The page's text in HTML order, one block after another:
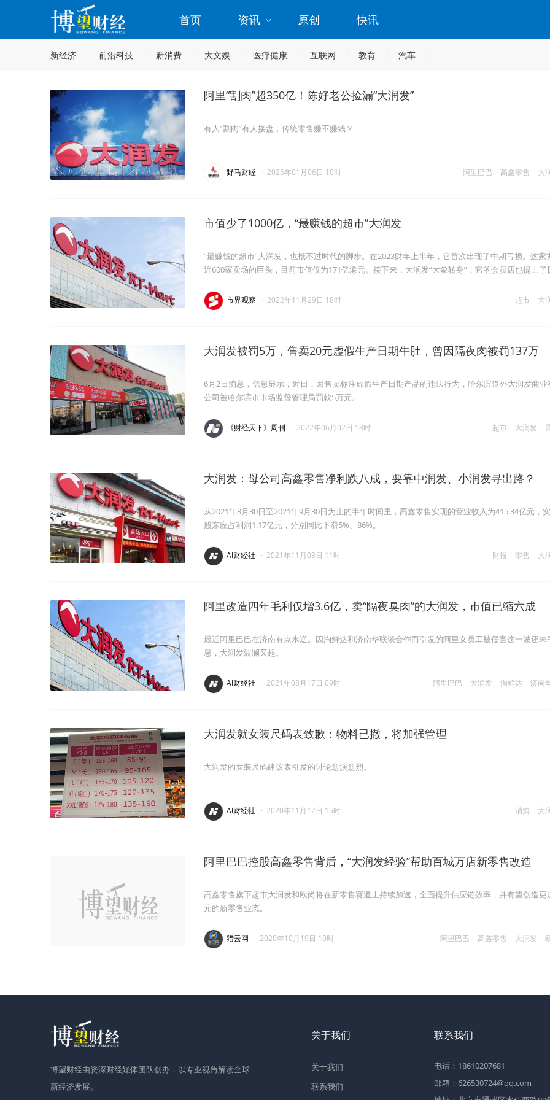
首页 资讯 原创 快讯
新经济 前沿科技 新消费 大文娱 医疗健康 互联网 教育 汽车
阿里“割肉”超350亿！陈好老公捡漏“大润发”
有人“割肉”有人接盘，传统零售赚不赚钱？
阿里巴巴 高鑫零售 大
野马财经 · 2025年01月06日 10时
市值少了1000亿，“最赚钱的超市”大润发
“最赚钱的超市”大润发，也抵不过时代的脚步。在2023财年上半年，它首次出现了中期亏损。这家
近600家卖场的巨头，目前市值仅为171亿港元。接下来，大润发“大象转身”，它的会员店也提上了
超市 大
市界观察 · 2022年11月29日 18时
大润发被罚5万，售卖20元虚假生产日期牛肚，曾因隔夜肉被罚137万
6月2日消息，信息显示，近日，因售卖标注虚假生产日期产品的违法行为，哈尔滨道外大润发商业
公司被哈尔滨市市场监督管理局罚款5万元。
超市 大润发
《财经天下》周刊 · 2022年06月02日 18时
大润发：母公司高鑫零售净利跌八成，要靠中润发、小润发寻出路？
从2021年3月30日至2021年9月30日为止的半年时间里，高鑫零售实现的营业收入为415.34亿元，
股东应占利润1.17亿元，分别同比下滑5%、86%。
财报 零售 大
AI财经社 · 2021年11月03日 11时
阿里改造四年毛利仅增3.6亿，卖“隔夜臭肉”的大润发，市值已缩六成
最近阿里巴巴在济南有点水逆。因淘鲜达和济南华联谈合作而引发的阿里女员工被侵害这一波还未
息，大润发波澜又起。
阿里巴巴 大润发 淘鲜达 济南
AI财经社 · 2021年08月17日 09时
大润发就女装尺码表致歉：物料已撤，将加强管理
大润发的女装尺码建议表引发的讨论愈演愈烈。
消费 大
AI财经社 · 2020年11月12日 15时
阿里巴巴控股高鑫零售背后，“大润发经验”帮助百城万店新零售改造
高鑫零售旗下超市大润发和欧尚将在新零售赛道上持续加速，全面提升供应链效率，并有望创造更
元的新零售业态。
阿里巴巴 高鑫零售 大润发
猎云网 · 2020年10月19日 10时
博望财经由资深财经媒体团队创办，以专业视角解读全球
新经济发展。
关于我们
关于我们
联系我们
联系我们
电话：18610207681
邮箱：626530724@qq.com